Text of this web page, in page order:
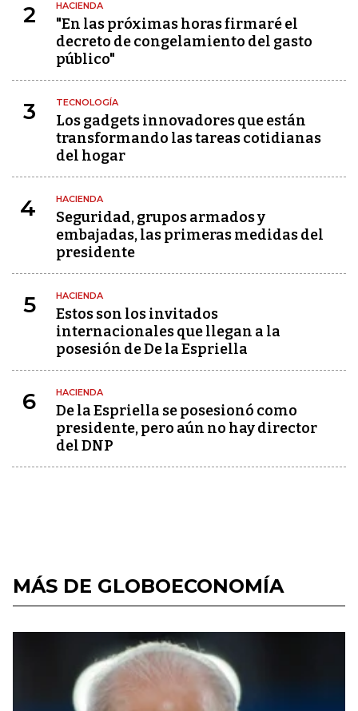
2 HACIENDA
"En las próximas horas firmaré el
decreto de congelamiento del gasto
público"
3 TECNOLOGÍA
Los gadgets innovadores que están
transformando las tareas cotidianas
del hogar
4 HACIENDA
Seguridad, grupos armados y
embajadas, las primeras medidas del
presidente
5 HACIENDA
Estos son los invitados
internacionales que llegan a la
posesión de De la Espriella
6 HACIENDA
De la Espriella se posesionó como
presidente, pero aún no hay director
del DNP
MÁS DE GLOBOECONOMÍA